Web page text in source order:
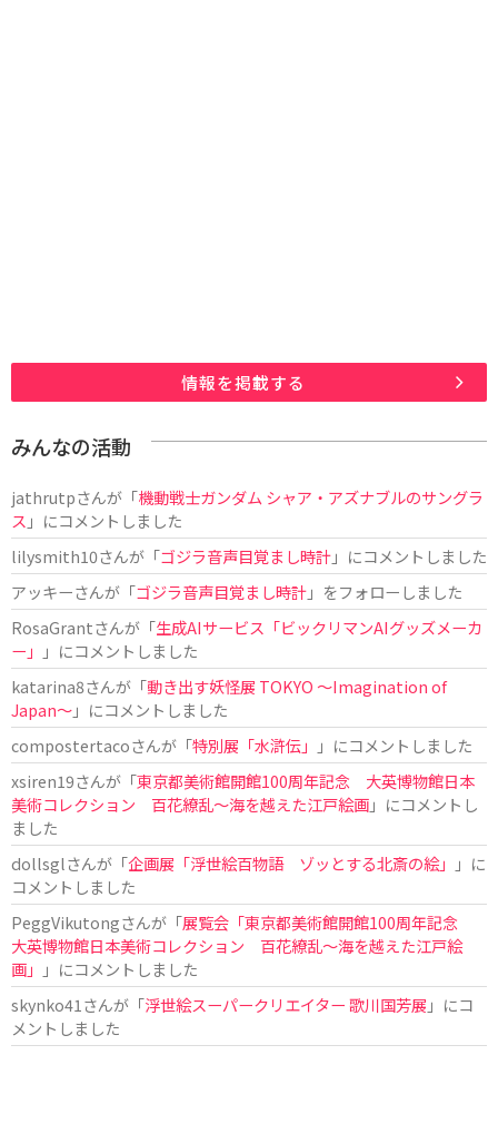
情報を掲載する
みんなの活動
jathrutpさんが「機動戦士ガンダム シャア・アズナブルのサングラ
ス 」にコメントしました
lilysmith10さんが「ゴジラ音声目覚まし時計」にコメントしました
アッキーさんが「ゴジラ音声目覚まし時計」をフォローしました
RosaGrantさんが「生成AIサービス「ビックリマンAIグッズメーカ
ー」
」にコメントしました
katarina8さんが「動き出す妖怪展 TOKYO 〜Imagination of
Japan〜」にコメントしました
compostertacoさんが「特別展「水滸伝」
」にコメントしました
xsiren19さんが「東京都美術館開館100周年記念 大英博物館日本
美術コレクション 百花繚乱～海を越えた江戸絵画」にコメントし
ました
dollsglさんが「企画展「浮世絵百物語 ゾッとする北斎の絵」
」に
コメントしました
PeggVikutongさんが「展覧会「東京都美術館開館100周年記念
大英博物館日本美術コレクション 百花繚乱〜海を越えた江戸絵
画」
」にコメントしました
skynko41 さんが「浮世絵スーパークリエイター 歌川国芳展 」にコ
メントしました